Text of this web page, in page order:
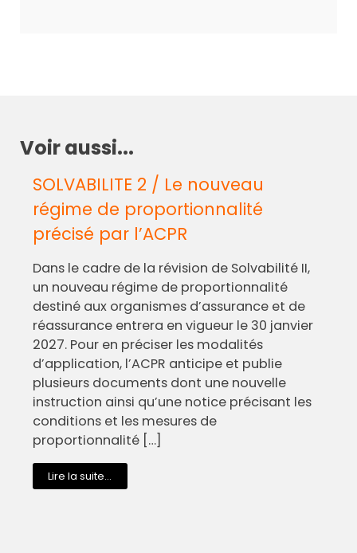
Voir aussi...
SOLVABILITE 2 / Le nouveau
régime de proportionnalité
précisé par l’ACPR
Dans le cadre de la révision de Solvabilité II,
un nouveau régime de proportionnalité
destiné aux organismes d’assurance et de
réassurance entrera en vigueur le 30 janvier
2027. Pour en préciser les modalités
d’application, l’ACPR anticipe et publie
plusieurs documents dont une nouvelle
instruction ainsi qu’une notice précisant les
conditions et les mesures de
proportionnalité […]
Lire la suite...